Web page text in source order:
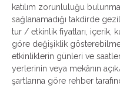
katılım zorunluluğu
sağlanamadığı takdirde
tur / etkinlik fiyatları, içerik,
göre değişiklik
etkinliklerin günleri ve
yerlerinin veya mekânın
şartlarına göre rehber